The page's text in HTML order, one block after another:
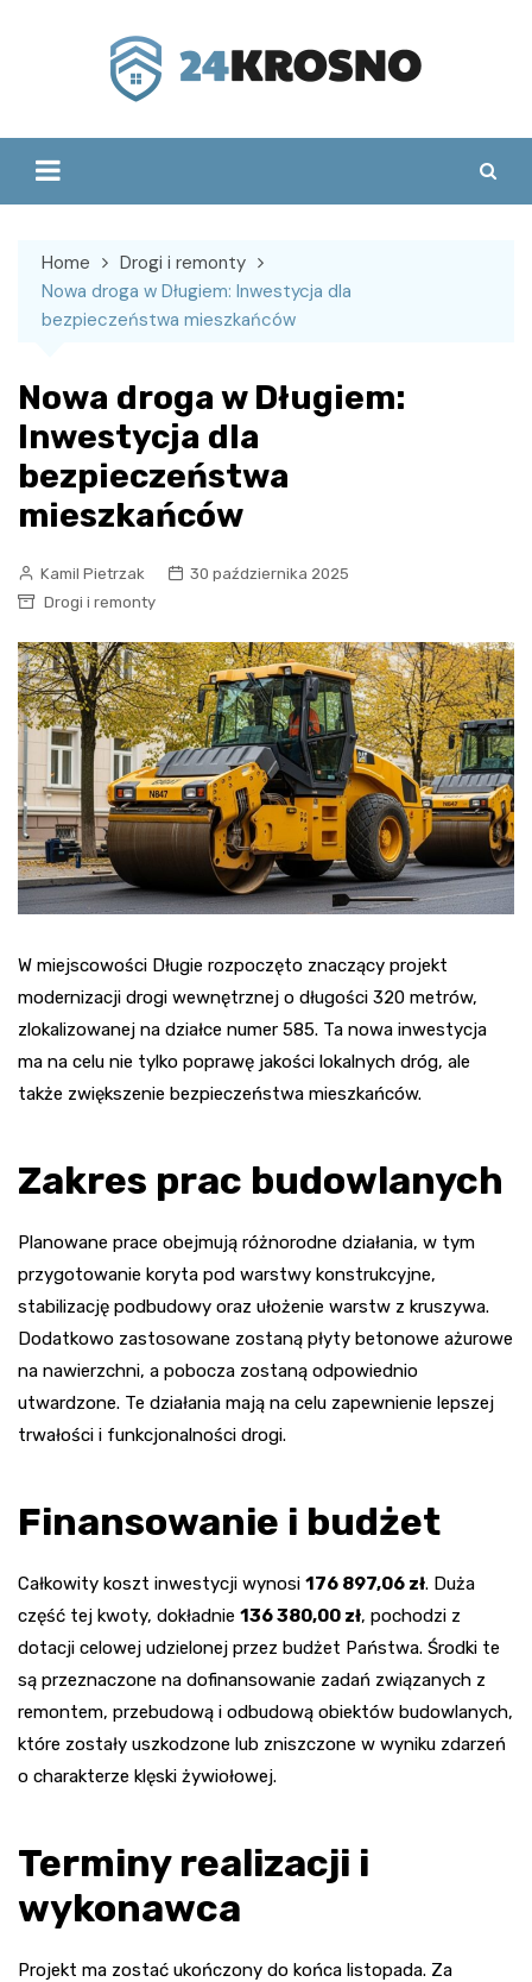
Home
Drogi i remonty
Nowa droga w Długiem: Inwestycja dla
bezpieczeństwa mieszkańców
Nowa droga w Długiem:
Inwestycja dla
bezpieczeństwa
mieszkańców
Kamil Pietrzak
30 października 2025
Drogi i remonty
W miejscowości Długie rozpoczęto znaczący projekt
modernizacji drogi wewnętrznej o długości 320 metrów,
zlokalizowanej na działce numer 585. Ta nowa inwestycja
ma na celu nie tylko poprawę jakości lokalnych dróg, ale
także zwiększenie bezpieczeństwa mieszkańców.
Zakres prac budowlanych
Planowane prace obejmują różnorodne działania, w tym
przygotowanie koryta pod warstwy konstrukcyjne,
stabilizację podbudowy oraz ułożenie warstw z kruszywa.
Dodatkowo zastosowane zostaną płyty betonowe ażurowe
na nawierzchni, a pobocza zostaną odpowiednio
utwardzone. Te działania mają na celu zapewnienie lepszej
trwałości i funkcjonalności drogi.
Finansowanie i budżet
Całkowity koszt inwestycji wynosi 176 897,06 zł. Duża
część tej kwoty, dokładnie 136 380,00 zł, pochodzi z
dotacji celowej udzielonej przez budżet Państwa. Środki te
są przeznaczone na dofinansowanie zadań związanych z
remontem, przebudową i odbudową obiektów budowlanych,
które zostały uszkodzone lub zniszczone w wyniku zdarzeń
o charakterze klęski żywiołowej.
Terminy realizacji i
wykonawca
Projekt ma zostać ukończony do końca listopada. Za